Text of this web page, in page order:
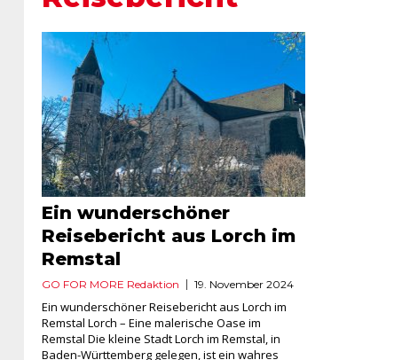
Ein wunderschöner
Reisebericht aus Lorch im
Remstal
GO FOR MORE Redaktion 19. November 2024
Ein wunderschöner Reisebericht aus Lorch im
Remstal Lorch – Eine malerische Oase im
Remstal Die kleine Stadt Lorch im Remstal, in
Baden-Württemberg gelegen, ist ein wahres